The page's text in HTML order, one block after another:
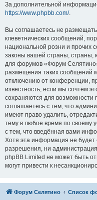
За дополнительной
https://www.phpbb.com/.
Вы соглашаетесь не
клеветнических сообщений,
национальной розни и прочих
законы вашей страны, страны,
для форумов «Форум
размещения таких сообщений
отключению от конференции,
известность, если мы сочтём
сохраняются для возможности
соглашаетесь с тем, что
имеют право удалить,
тему в любое время по своему
с тем, что введённая вами
Хотя эта информация не будет
разрешения, ни
phpBB Limited не может быть
могут привести к
Форум Селятино Список